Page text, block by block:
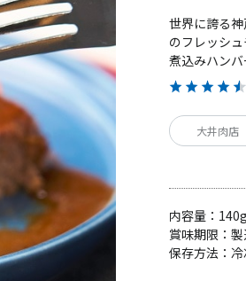
世界に誇る
のフレッシ
煮込みハンバ
内容量：
賞味期限：
保存方法：
大井肉店